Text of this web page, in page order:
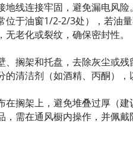
线连接牢固，避免漏电风险。
位于油窗1/2-2/3处），若油
老化或裂纹，确保密封性。
、搁架和托盘，去除灰尘或残
清洁剂（如酒精、丙酮），
在搁架上，避免堆叠过厚（
需在通风橱内操作，并佩戴